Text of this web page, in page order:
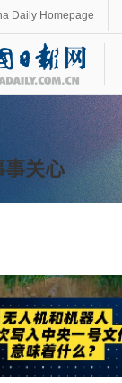
Daily Homepage
事关心